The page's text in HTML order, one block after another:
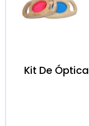
Kit De Óptica